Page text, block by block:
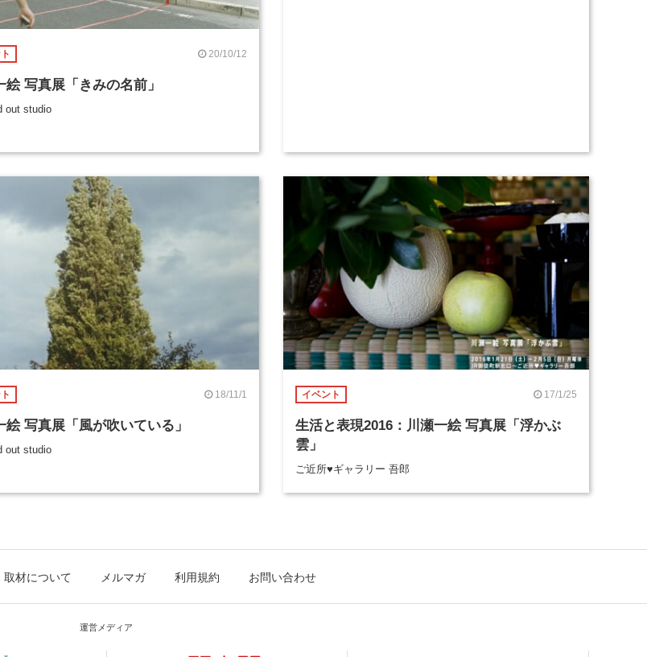
20/10/12
絵 写真展「きみの名前」
out studio
18/11/1
絵 写真展「風が吹いている」
out studio
イベント 17/1/25
生活と表現2016：川瀬一絵 写真展「浮かぶ
雲」
ご近所♥ギャラリー 吾郎
取材について メルマガ 利用規約 お問い合わせ
運営メディア